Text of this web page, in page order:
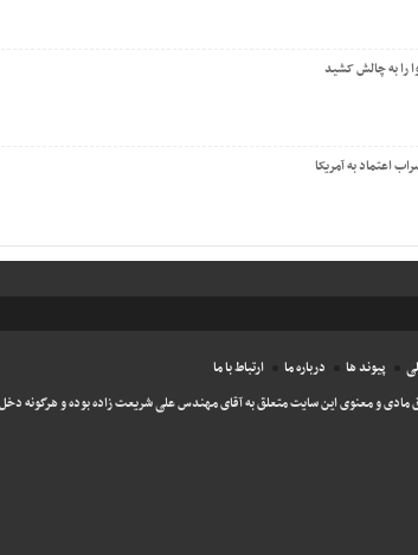
را به چالش کشید
اعتماد به آمریکا
پیوند ها درباره ما
ارتباط با ما
مادی و معنوی این سایت متعلق به آقای مهندس علی شریعت زاده بوده و هرگونه دخل